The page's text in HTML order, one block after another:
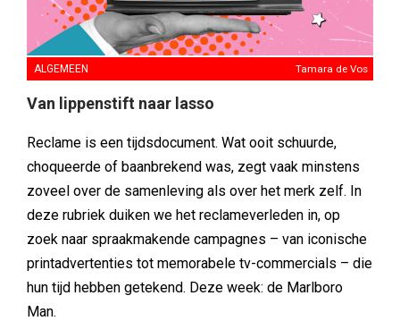
ALGEMEEN Tamara de Vos
Van lippenstift naar lasso
Reclame is een tijdsdocument. Wat ooit schuurde,
choqueerde of baanbrekend was, zegt vaak minstens
zoveel over de samenleving als over het merk zelf. In
deze rubriek duiken we het reclameverleden in, op
zoek naar spraakmakende campagnes – van iconische
printadvertenties tot memorabele tv-commercials – die
hun tijd hebben getekend. Deze week: de Marlboro
Man.